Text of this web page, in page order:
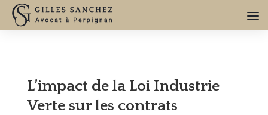
L’impact de la Loi Industrie
Verte sur les contrats